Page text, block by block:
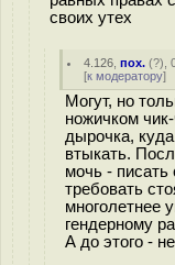
своих утех
4.126 ,пох. (?),
[к модератору]
Могут, но
ножичком
дырочка,
втыкать.
мочь - писать
требовать
многолетнее
гендерному
А до этого -